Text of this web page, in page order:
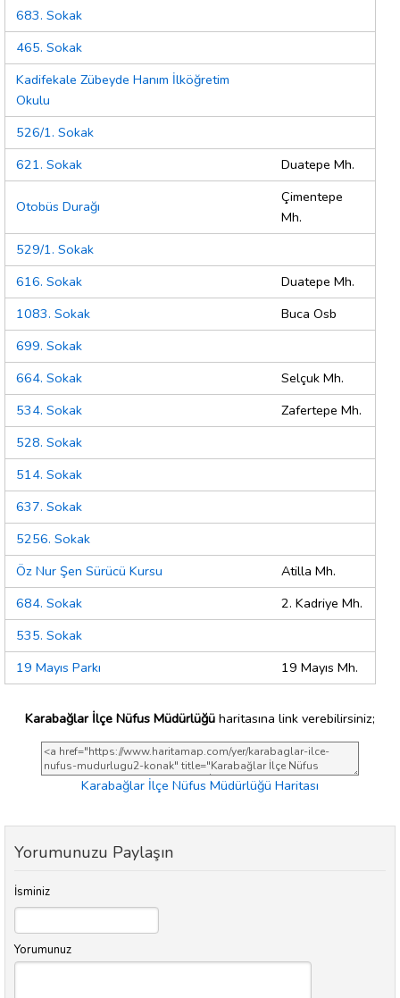
683. Sokak
465. Sokak
Kadifekale Zübeyde Hanım İlköğretim
Okulu
526/1. Sokak
621. Sokak
Duatepe Mh.
Otobüs Durağı
Çimentepe
Mh.
529/1. Sokak
616. Sokak
Duatepe Mh.
1083. Sokak
Buca Osb
699. Sokak
664. Sokak
Selçuk Mh.
534. Sokak
Zafertepe Mh.
528. Sokak
514. Sokak
637. Sokak
5256. Sokak
Öz Nur Şen Sürücü Kursu
Atilla Mh.
684. Sokak
2. Kadriye Mh.
535. Sokak
19 Mayıs Parkı
19 Mayıs Mh.
Karabağlar İlçe Nüfus Müdürlüğü haritasına link verebilirsiniz;
Karabağlar İlçe Nüfus Müdürlüğü Haritası
Yorumunuzu Paylaşın
İsminiz
Yorumunuz